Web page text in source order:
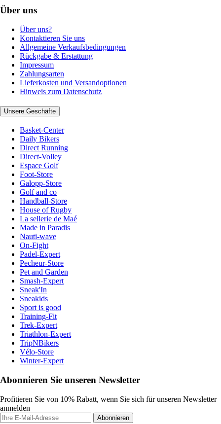
Über uns
Über uns?
Kontaktieren Sie uns
Allgemeine Verkaufsbedingungen
Rückgabe & Erstattung
Impressum
Zahlungsarten
Lieferkosten und Versandoptionen
Hinweis zum Datenschutz
Unsere Geschäfte
Basket-Center
Daily Bikers
Direct Running
Direct-Volley
Espace Golf
Foot-Store
Galopp-Store
Golf and co
Handball-Store
House of Rugby
La sellerie de Maé
Made in Paradis
Nauti-wave
On-Fight
Padel-Expert
Pecheur-Store
Pet and Garden
Smash-Expert
Sneak'In
Sneakids
Sport is good
Training-Fit
Trek-Expert
Triathlon-Expert
TripNBikers
Vélo-Store
Winter-Expert
Abonnieren Sie unseren Newsletter
Profitieren Sie von 10% Rabatt, wenn Sie sich für unseren Newsletter
anmelden
Abonnieren